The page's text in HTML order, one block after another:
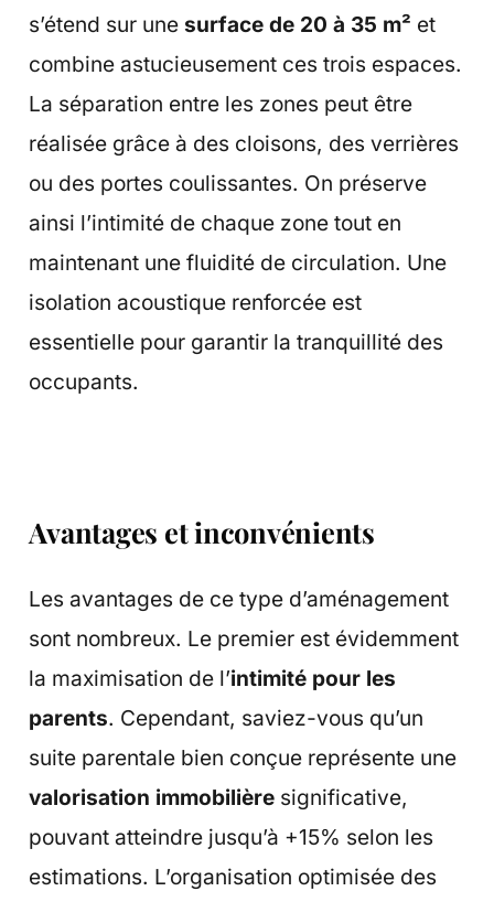
s’étend sur une surface de 20 à 35 m² et
combine astucieusement ces trois espaces.
La séparation entre les zones peut être
réalisée grâce à des cloisons, des verrières
ou des portes coulissantes. On préserve
ainsi l’intimité de chaque zone tout en
maintenant une fluidité de circulation. Une
isolation acoustique renforcée est
essentielle pour garantir la tranquillité des
occupants.
Avantages et inconvénients
Les avantages de ce type d’aménagement
sont nombreux. Le premier est évidemment
la maximisation de l’intimité pour les
parents. Cependant, saviez-vous qu’un
suite parentale bien conçue représente une
valorisation immobilièresignificative,
pouvant atteindre jusqu’à +15% selon les
estimations. L’organisation optimisée des